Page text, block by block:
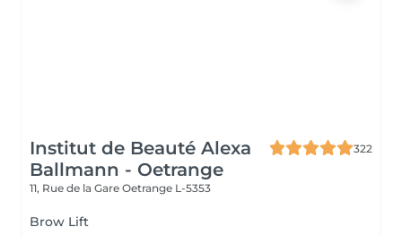
Institut de Beauté Alexa
Ballmann - Oetrange
322
11, Rue de la Gare Oetrange L-5353
Brow Lift